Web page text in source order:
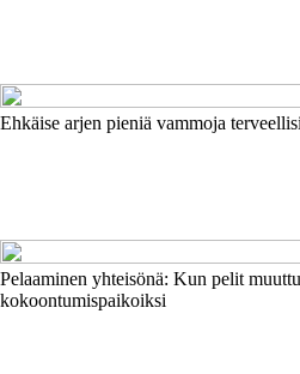
Ehkäise arjen pieniä vammoja
Pelaaminen yhteisönä: Kun pelit
kokoontumispaikoiksi